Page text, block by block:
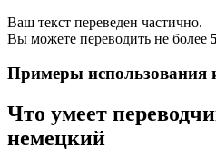
Ваш текст переведен частично.
Вы можете переводить не более
Примеры использования
Что умеет
немецкий